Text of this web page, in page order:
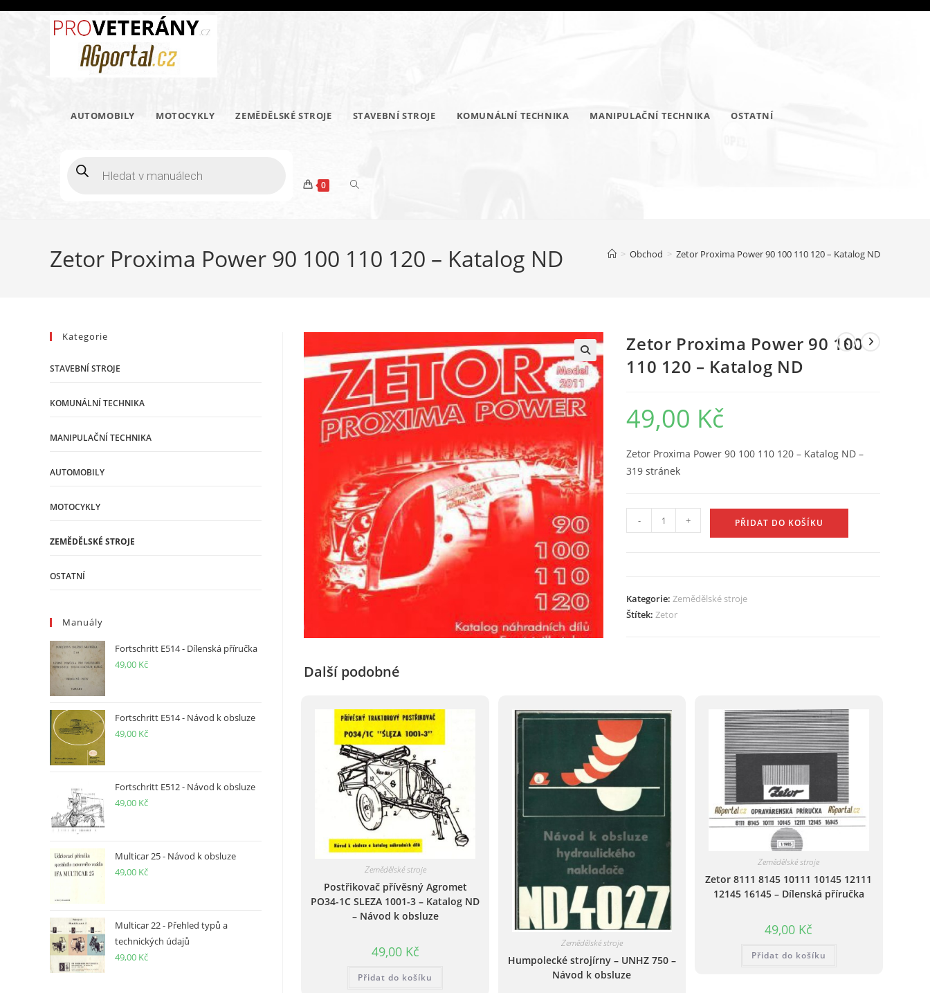
Přejít
AUTOMOBILY MOTOCYKLY ZEMĚDĚLSKÉ STROJE STAVEBNÍ STROJE KOMUNÁLNÍ TECHNIKA MANIPULAČNÍ TECHNIKA OSTATNÍ
Products
search
0 PŘEPNOUT
VYHLEDÁVÁNÍ
WEBU
Zetor Proxima Power 90 100 110 120 – Katalog ND > Obchod > Zetor Proxima Power 90 100 110 120 – Katalog ND
Zetor Proxima Power 90 100
110 120 – Katalog ND
49,00 Kč
Zetor Proxima Power 90 100 110 120 – Katalog ND –
319 stránek
Proxima
110
120
- + PŘIDAT DO KOŠÍKU
Kategorie:Zemědělské stroje
Štítek:Zetor
Další podobné
Zemědělské stroje
Postřikovač přívěsný Agromet
PO34-1C SLEZA 1001-3 – Katalog ND
– Návod k obsluze
49,00 Kč
Přidat do košíku
Zemědělské stroje
Humpolecké strojírny – UNHZ 750 –
Návod k obsluze
Zemědělské stroje
Zetor 8111 8145 10111 10145 12111
12145 16145 – Dílenská příručka
49,00 Kč
Přidat do košíku
Kategorie
STAVEBNÍ STROJE
KOMUNÁLNÍ TECHNIKA
MANIPULAČNÍ TECHNIKA
AUTOMOBILY
MOTOCYKLY
ZEMĚDĚLSKÉ STROJE
OSTATNÍ
Manuály
Fortschritt E514 - Dílenská příručka
49,00 Kč
Fortschritt E514 - Návod k obsluze
49,00 Kč
Fortschritt E512 - Návod k obsluze
49,00 Kč
Multicar 25 - Návod k obsluze
49,00 Kč
Multicar 22 - Přehled typů a
technických údajů
49,00 Kč